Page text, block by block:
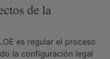
de la
es regular el proceso
la configuración legal